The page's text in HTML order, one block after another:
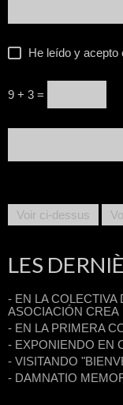
He leído y acepto
9 + 3 =
Voir ci-dessus
LES
- EN LA COLECTIVA
ASOCIACIÓN CREA
- EN LA PRIMERA
- EXPONIENDO EN
- VISITANDO
- DAMNATIO